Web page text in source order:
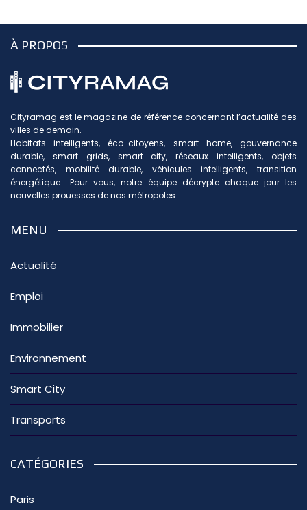
À PROPOS
Cityramag est le magazine de référence concernant l’actualité des
villes de demain.
Habitats intelligents, éco-citoyens, smart home, gouvernance
durable, smart grids, smart city, réseaux intelligents, objets
connectés, mobilité durable, véhicules intelligents, transition
énergétique… Pour vous, notre équipe décrypte chaque jour les
nouvelles prouesses de nos métropoles.
MENU
Actualité
Emploi
Immobilier
Environnement
Smart City
Transports
CATÉGORIES
Paris